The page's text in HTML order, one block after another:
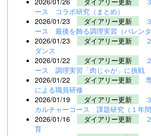
ース コラボ研究（まとめ）
2026/01/23
ダイアリー更新
ース 最後を飾る調理実習（バレンタ
2026/01/23
ダイアリー更新
ダンス
2026/01/22
ダイアリー更新
ース 調理実習「肉じゃが」に挑戦
2026/01/22
ダイアリー更新
による職員研修
2026/01/19
ダイアリー更新
カルチャーコース 課題研究（１年間
2026/01/16
ダイアリー更新
育